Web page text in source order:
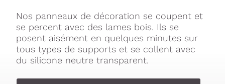
Nos panneaux de décoration se coupent et
se percent avec des lames bois. Ils se
posent aisément en quelques minutes sur
tous types de supports et se collent avec
du silicone neutre transparent.